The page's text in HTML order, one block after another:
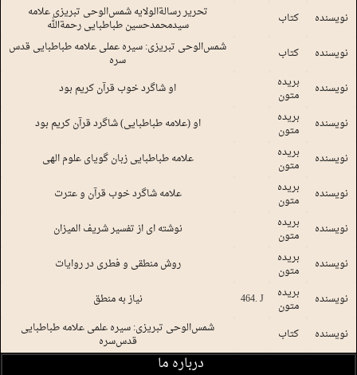
تحریر رسالةالولایه شمس‌الوحی تبریزی علامه
سیدمحمدحسین طباطبایی رحمةالله کتاب
نویسنده
شمس‌الوحی تبریزی: سیره عملی علامه طباطبایی قدس
سره کتاب
نویسنده
او شاگرد خوب قرآن کریم بود
بریده
متون
نویسنده
او (علامه طباطبایی) شاگرد قرآن کریم بود
بریده
متون
نویسنده
علامه طباطبایی زبان گویای علوم الهی
بریده
متون
نویسنده
علامه شاگرد خوب قرآن و عترت
بریده
متون
نویسنده
نوشته ای از تفسیر شریف المیزان
بریده
متون
نویسنده
روش منطقی و فطری در روایات
بریده
متون
نویسنده
نیاز به منطق
464. J بریده
متون
نویسنده
شمس‌الوحی تبریزی: سیره علمی علامه طباطبایی
قدس‌سره کتاب نویسنده
درباره ما